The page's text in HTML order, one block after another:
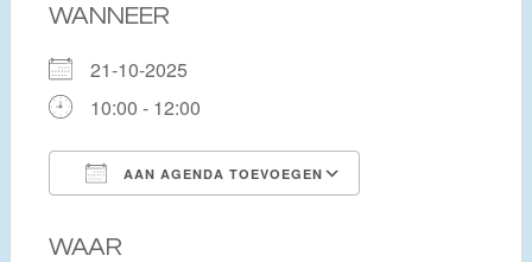
WANNEER
21-10-2025
10:00 - 12:00
AAN AGENDA TOEVOEGEN
WAAR